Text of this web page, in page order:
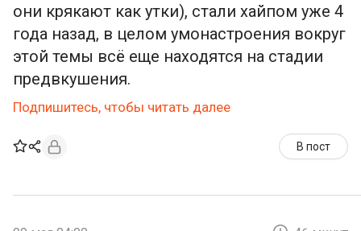
они крякают как утки), стали хайпом уже 4
года назад, в целом умонастроения вокруг
этой темы всё еще находятся на стадии
предвкушения.
Подпишитесь, чтобы читать далее
В пост